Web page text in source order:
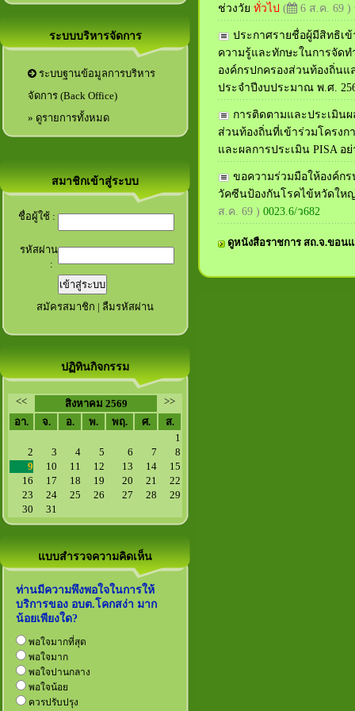
ระบบบริหารจัดการ
ระบบฐานข้อมูลการบริหาร
จัดการ (Back Office)
» ดูรายการทั้งหมด
สมาชิกเข้าสู่ระบบ
ชื่อผู้ใช้ :
รหัสผ่าน
:
สมัครสมาชิก | ลืมรหัสผ่าน
ปฏิทินกิจกรรม
<< สิงหาคม 2569
>>
อา.
จ. อ. พ. พฤ. ศ.
ส.
1
2
3 4 5 6 7
8
9
10 11 12 13 14
15
16
17 18 19 20 21
22
23
24 25 26 27 28
29
30
31
แบบสำรวจความคิดเห็น
ท่านมีความพึงพอใจในการให้
บริการของ อบต.โคกสง่า มาก
น้อยเพียงใด?
พอใจมากที่สุด
พอใจมาก
พอใจปานกลาง
พอใจน้อย
ควรปรับปรุง
ช่วงวัย ทั่วไป ( 6 ส.ค. 69 )
ประกาศรายชื่อผู้มีสิทธิเข้
ความรู้และทักษะในการจัด
องค์กรปกครองส่วนท้องถิ่น
ประจำปีงบประมาณ พ.ศ.
การติดตามและประเมิน
ส่วนท้องถิ่นที่เข้าร่วมโครง
และผลการประเมิน PISA อ
ขอความร่วมมือให้องค์ก
วัคซีนป้องกันโรคไข้หวัดให
ส.ค. 69 ) 0023.6/ว682
ดูหนังสือราชการ สถ.จ.ขอน